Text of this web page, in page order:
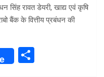
सिंह रावत डेयरी, खाद्य एवं कृषि
बैंक के वित्तीय प्रबंधन की